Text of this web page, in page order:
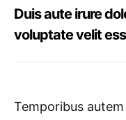
Duis aute irure
voluptate velit
Temporibus